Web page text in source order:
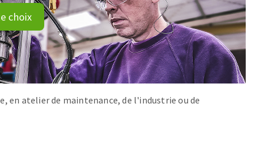
choix
en atelier de maintenance, de l'industrie ou de